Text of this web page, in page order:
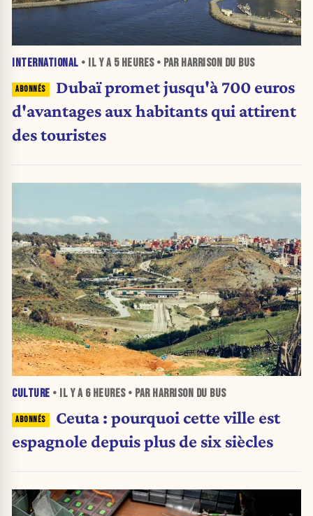
INTERNATIONAL • IL Y A 5 HEURES• PAR HARRISON DU BUS
Dubaï promet jusqu'à 700 euros
d'avantages aux habitants qui attirent
des touristes
CULTURE • IL Y A 6 HEURES• PAR HARRISON DU BUS
Ceuta : pourquoi cette ville est
espagnole depuis plus de six siècles